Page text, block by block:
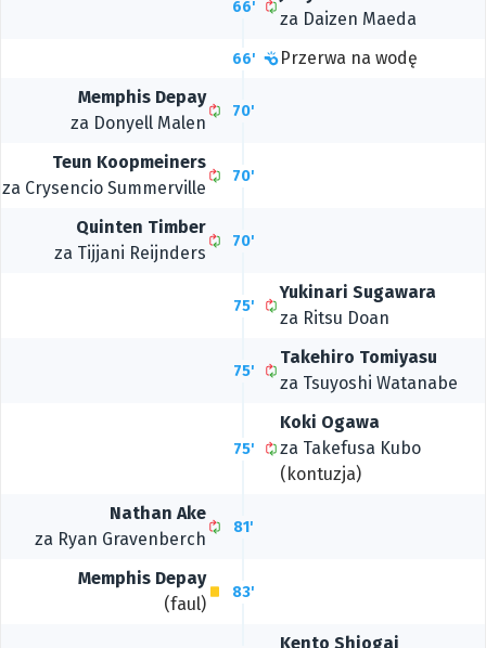
66'
za Daizen Maeda
66'
Przerwa na wodę
Memphis Depay
za Donyell Malen
70'
Teun Koopmeiners
za Crysencio Summerville
70'
Quinten Timber
za Tijjani Reijnders
70'
75'
Yukinari Sugawara
za Ritsu Doan
75'
Takehiro Tomiyasu
za Tsuyoshi Watanabe
75'
Koki Ogawa
za Takefusa Kubo
(kontuzja)
Nathan Ake
za Ryan Gravenberch
81'
Memphis Depay
(faul)
83'
Kento Shiogai